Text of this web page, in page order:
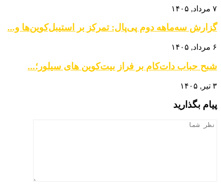
۷ مرداد, ۱۴۰۵
گزارش سه‌ماهه دوم پی‌پال: تمرکز بر استیبل‌کوین‌ها و...
۶ مرداد, ۱۴۰۵
شبح حباب دات‌کام بر فراز بیت‌کوین‌ های سیلور؛...
۳ تیر, ۱۴۰۵
پیام بگذارید